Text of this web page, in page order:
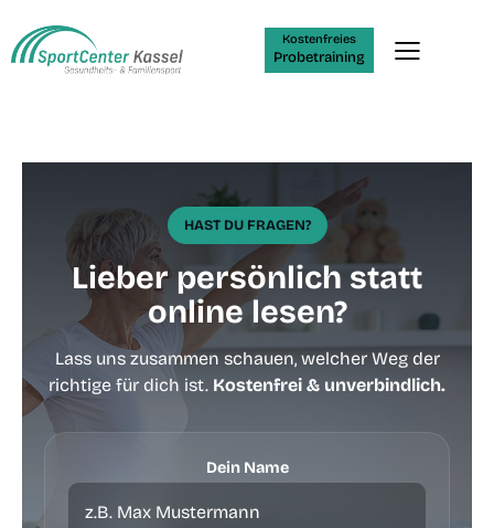
Kostenfreies
Probetraining
HAST DU FRAGEN?
Lieber persönlich statt
online lesen?
Lass uns zusammen schauen, welcher Weg der
richtige für dich ist. Kostenfrei & unverbindlich.
Dein Name